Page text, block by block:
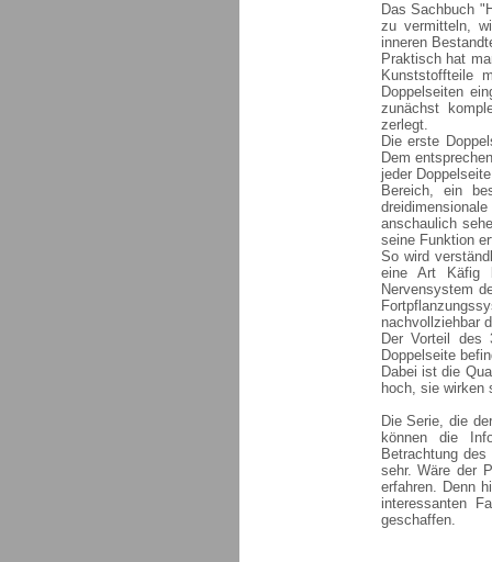
Das Sachbuch
zu vermitteln,
inneren
Praktisch hat
Kunststoffteile
Doppelseiten
zunächst
zerlegt.
Die erste
Dem
jeder
Bereich, ein
anschaulich
seine Funktion
So wird
eine Art Käfig
Nervensystem
nachvollziehbar
Der Vorteil des
Doppelseite
Dabei ist die
hoch, sie wirken
Die Serie, die
können die
Betrachtung
sehr. Wäre der
erfahren. Denn
interessanten
geschaffen.